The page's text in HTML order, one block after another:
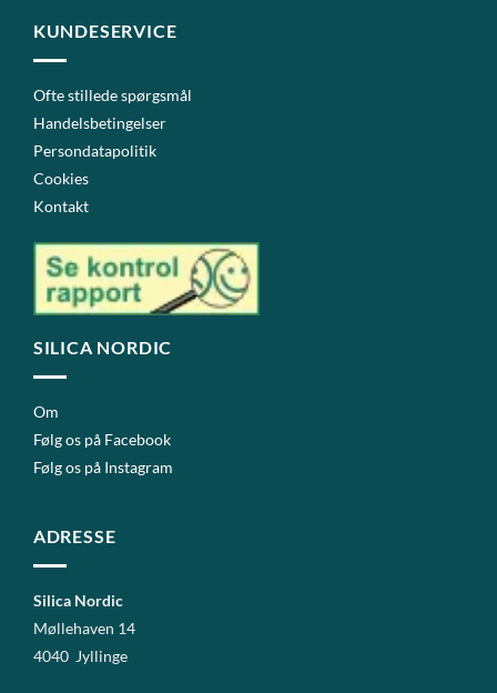
KUNDESERVICE
Ofte stillede spørgsmål
Handelsbetingelser
Persondatapolitik
Cookies
Kontakt
SILICA NORDIC
Om
Følg os på Facebook
Følg os på Instagram
ADRESSE
Silica Nordic
Møllehaven 14
4040 Jyllinge